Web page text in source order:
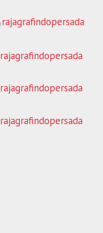
rajagrafindopersada
rajagrafindopersada
rajagrafindopersada
rajagrafindopersada